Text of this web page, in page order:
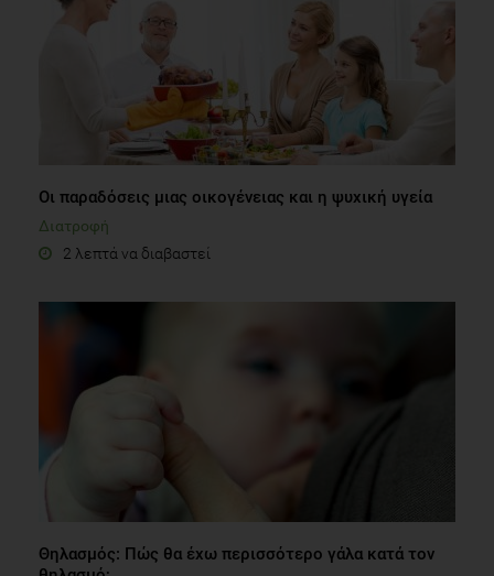
Οι παραδόσεις μιας οικογένειας και η ψυχική υγεία
Διατροφή
2 λεπτά να διαβαστεί
Θηλασμός: Πώς θα έχω περισσότερο γάλα κατά τον